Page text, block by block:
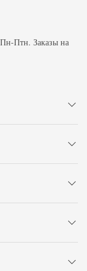
Птн. Заказы на